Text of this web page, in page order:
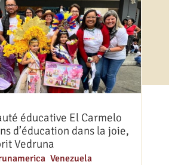
éducative El Carmelo
d’éducation dans la joie,
Vedruna
, Venezuela